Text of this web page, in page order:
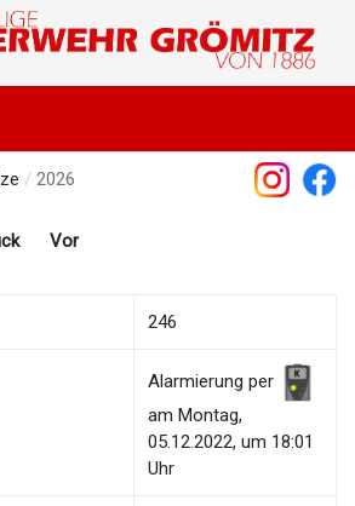
2026
Vor
246
Alarmierung per
am Montag,
05.12.2022, um 18:01
Uhr